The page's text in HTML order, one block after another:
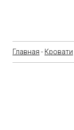
Главная - Кровати